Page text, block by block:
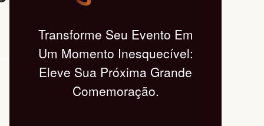
Transforme Seu Evento Em
Um Momento Inesquecível:
Eleve Sua Próxima Grande
Comemoração.